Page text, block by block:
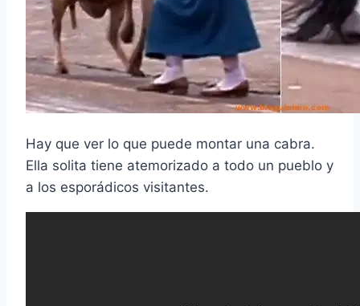
Hay que ver lo que puede montar una cabra.
Ella solita tiene atemorizado a todo un pueblo y
a los esporádicos visitantes.